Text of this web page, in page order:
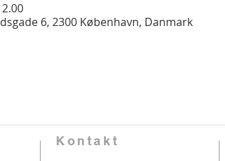
6, 2300 København, Danmark
Kontakt